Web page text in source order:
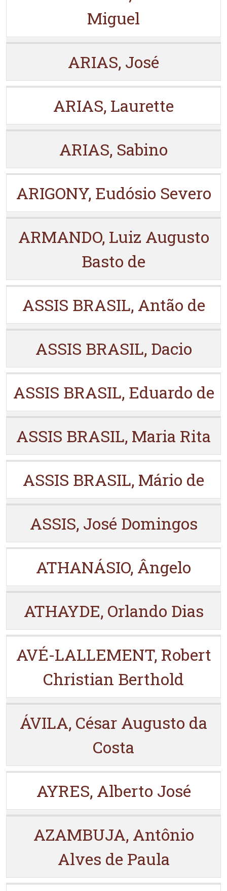
Miguel
ARIAS, José
ARIAS, Laurette
ARIAS, Sabino
ARIGONY, Eudósio Severo
ARMANDO, Luiz Augusto
Basto de
ASSIS BRASIL, Antão de
ASSIS BRASIL, Dacio
ASSIS BRASIL, Eduardo de
ASSIS BRASIL, Maria Rita
ASSIS BRASIL, Mário de
ASSIS, José Domingos
ATHANÁSIO, Ângelo
ATHAYDE, Orlando Dias
AVÉ-LALLEMENT, Robert
Christian Berthold
ÁVILA, César Augusto da
Costa
AYRES, Alberto José
AZAMBUJA, Antônio
Alves de Paula